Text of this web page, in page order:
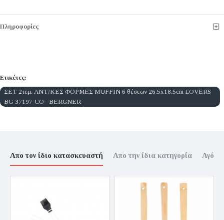
Πληροφορίες
Ετικέτες:
ΣΕΤ 2τεμ. ΑΝΤ/ΚΕΣ ΦΟΡΜΕΣ MUFFIN 6 θέσεων 26.5x18.5cm LOVERS
BG-37197-CO - BERGNER
Απο τον ίδιο κατασκευαστή Απο την ίδια κατηγορία